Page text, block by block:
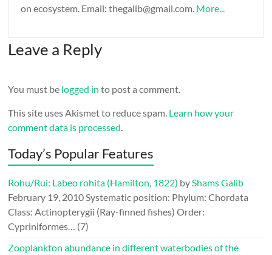
on ecosystem. Email: thegalib@gmail.com. More...
Leave a Reply
You must be logged in to post a comment.
This site uses Akismet to reduce spam. Learn how your
comment data is processed.
Today’s Popular Features
Rohu/Rui: Labeo rohita (Hamilton, 1822) byShams Galib
February 19, 2010Systematic position: Phylum: Chordata
Class: Actinopterygii (Ray-finned fishes) Order:
Cypriniformes… (7)
Zooplankton abundance in different waterbodies of the